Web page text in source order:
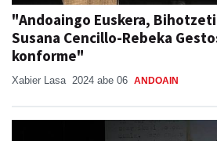
"Andoaingo Euskera,
Susana Cencillo-Rebeka
konforme"
Xabier Lasa 2024 abe 06 ANDOAIN